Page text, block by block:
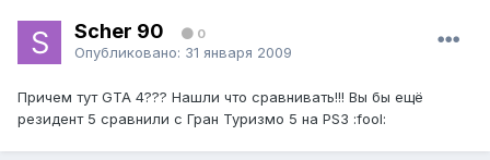
Scher 90 0
Опубликовано: 31 января 2009
Причем тут GTA 4??? Нашли что сравнивать!!! Вы бы ещё
резидент 5 сравнили с Гран Туризмо 5 на PS3 :fool: